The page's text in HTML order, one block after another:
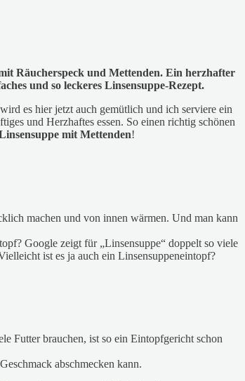
Räucherspeck und Mettenden. Ein herzhafter
und so leckeres Linsensuppe-Rezept.
es hier jetzt auch gemütlich und ich serviere ein
und Herzhaftes essen. So einen richtig schönen
mit Mettenden!
machen und von innen wärmen. Und man kann
Google zeigt für „Linsensuppe“ doppelt so viele
ist es ja auch ein Linsensuppeneintopf?
Futter brauchen, ist so ein Eintopfgericht schon
abschmecken kann.